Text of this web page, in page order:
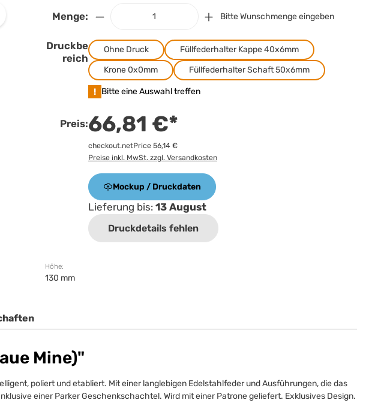
Menge: Bitte Wunschmenge eingeben
Druckbe
reich
Ohne Druck
Füllfederhalter Kappe 40x6mm
Krone 0x0mm
Füllfederhalter Schaft 50x6mm
! Bitte eine Auswahl treffen
Preis:66,81 €*
checkout.netPrice 56,14 €
Preise inkl. MwSt. zzgl. Versandkosten
Mockup / Druckdaten
Lieferung bis: 13 August
Druckdetails fehlen
Höhe:
130 mm
Mine)"
poliert und etabliert. Mit einer langlebigen Edelstahlfeder und Ausführungen, die das
einer Parker Geschenkschachtel. Wird mit einer Patrone geliefert. Exklusives Design.